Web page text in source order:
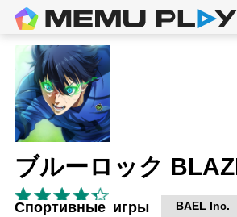
Спортивные игры BAEL Inc.